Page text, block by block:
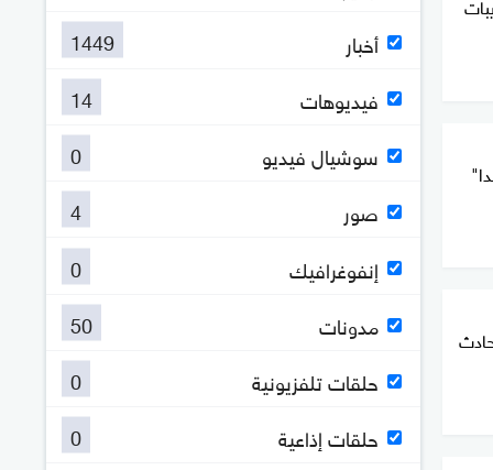
أخبار
1449
فيديوهات
14
سوشيال فيديو
0
صور
4
إنفوغرافيك
0
مدونات
50
حلقات تلفزيونية
0
حلقات إذاعية
0